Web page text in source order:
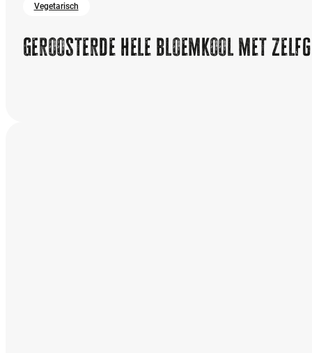
Vegetarisch
Geroosterde hele bloemkool met